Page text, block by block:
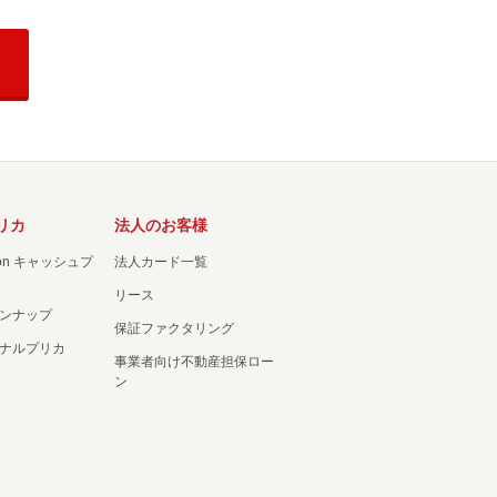
カ
キャッシュプ
ナップ
ルプリカ
法人のお客様
法人カード一覧
リース
保証ファクタリング
事業者向け不動産担保ロー
ン